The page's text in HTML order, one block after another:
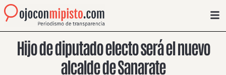
Hijo de diputado electo será el nuevo
alcalde de Sanarate